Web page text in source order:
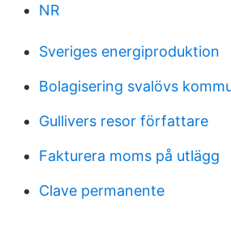
NR
Sveriges energiproduktion
Bolagisering svalövs
Gullivers resor författare
Fakturera moms på utlägg
Clave permanente